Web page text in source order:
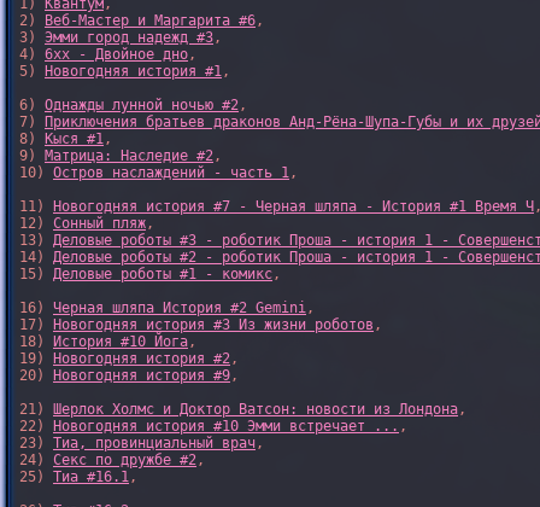
1) Квантум,
2)
Веб-Мастер и Маргарита #6,
3) Эмми город надежд #3,
4) 6xx - Двойное дно,
5)
Новогодняя история #1,
6) Однажды лунной ночью #2,
7)
Приключения братьев драконов Анд-Рёна-Шупа-Губы и их
8)
Кыся #1,
9) Матрица: Наследие #2,
10) Остров наслаждений - часть 1,
11)
Новогодняя история #7 - Черная шляпа - История #1 Время Ч
12) Сонный пляж,
13) Деловые роботы #3 - роботик Проша - история 1 -
14) Деловые роботы #2 - роботик Проша - история 1 -
15) Деловые роботы #1 - комикс,
16) Черная шляпа История #2 Gemini,
17)
Новогодняя история #3 Из жизни роботов ,
18)
История #10 Йога,
19)
Новогодняя история #2,
20)
Новогодняя история #9,
21) Шерлок Холмс и Доктор Ватсон: новости из Лондона,
22)
Новогодняя история #10 Эмми встречает ... ,
23) Тиа, провинциальный врач,
24) Секс по дружбе #2,
25) Тиа #16.1,